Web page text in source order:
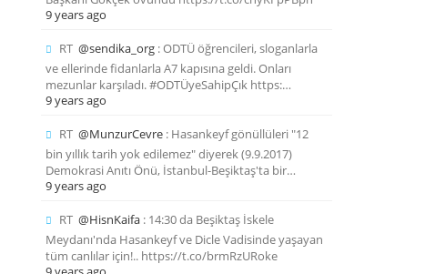
9 years ago
RT @sendika_org : ODTÜ öğrencileri, sloganlarla
ve ellerinde fidanlarla A7 kapısına geldi. Onları
mezunlar karşıladı. #ODTÜyeSahipÇık https:…
9 years ago
RT @MunzurCevre : Hasankeyf gönüllüleri "12
bin yıllık tarih yok edilemez" diyerek (9.9.2017)
Demokrasi Anıtı Önü, İstanbul-Beşiktaş'ta bir…
9 years ago
RT @HisnKaifa : 14:30 da Beşiktaş İskele
Meydanı'nda Hasankeyf ve Dicle Vadisinde yaşayan
tüm canlılar için!.. https://t.co/brmRzURoke